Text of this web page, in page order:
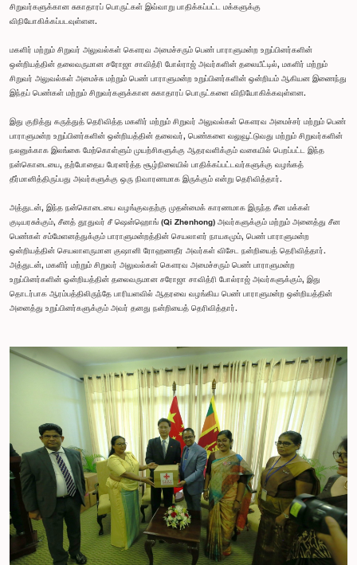
சிறுவர்களுக்கான சுகாதாரப் பொருட்கள் இவ்வாறு பாதிக்கப்பட்ட மக்களுக்கு
விநியோகிக்கப்படவுள்ளன.
மகளிர் மற்றும் சிறுவர் அலுவல்கள் கௌரவ அமைச்சரும் பெண் பாராளுமன்ற உறுப்பினர்களின்
ஒன்றியத்தின் தலைவருமான சரோஜா சாவித்ரி போல்ராஜ் அவர்களின் தலையீட்டில், மகளிர் மற்றும்
சிறுவர் அலுவல்கள் அமைச்சு மற்றும் பெண் பாராளுமன்ற உறுப்பினர்களின் ஒன்றியம் ஆகியன இணைந்து
இந்தப் பெண்கள் மற்றும் சிறுவர்களுக்கான சுகாதாரப் பொருட்களை விநியோகிக்கவுள்ளன.
இது குறித்து கருத்துத் தெரிவித்த மகளிர் மற்றும் சிறுவர் அலுவல்கள் கௌரவ அமைச்சர் மற்றும் பெண்
பாராளுமன்ற உறுப்பினர்களின் ஒன்றியத்தின் தலைவர், பெண்களை வலுவூட்டுவது மற்றும் சிறுவர்களின்
நலனுக்காக இலங்கை மேற்கொள்ளும் முயற்சிகளுக்கு ஆதரவளிக்கும் வகையில் பெறப்பட்ட இந்த
நன்கொடையை, தற்போதைய பேரனர்த்த சூழ்நிலையில் பாதிக்கப்பட்டவர்களுக்கு வழங்கத்
தீர்மானித்திருப்பது அவர்களுக்கு ஒரு நிவாரணமாக இருக்கும் என்று தெரிவித்தார்.
அத்துடன், இந்த நன்கொடையை வழங்குவதற்கு முதன்மைக் காரணமாக இருந்த சீன மக்கள்
குடியரசுக்கும், சீனத் தூதுவர் சீ ஷென்ஹொங் (Qi Zhenhong) அவர்களுக்கும் மற்றும் அனைத்து சீன
பெண்கள் சம்மேளனத்துக்கும் பாராளுமன்றத்தின் செயலாளர் நாயகமும், பெண் பாராளுமன்ற
ஒன்றியத்தின் செயலாளருமான குஷானி ரோஹணதீர அவர்கள் விசேட நன்றியைத் தெரிவித்தார்.
அத்துடன், மகளிர் மற்றும் சிறுவர் அலுவல்கள் கௌரவ அமைச்சரும் பெண் பாராளுமன்ற
உறுப்பினர்களின் ஒன்றியத்தின் தலைவருமான சரோஜா சாவித்ரி போல்ராஜ் அவர்களுக்கும், இது
தொடர்பாக ஆரம்பத்திலிருந்தே பாரியளவில் ஆதரவை வழங்கிய பெண் பாராளுமன்ற ஒன்றியத்தின்
அனைத்து உறுப்பினர்களுக்கும் அவர் தனது நன்றியைத் தெரிவித்தார்.